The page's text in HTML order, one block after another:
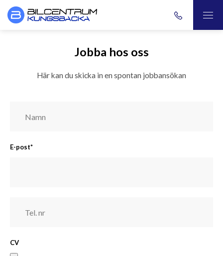
Jobba hos oss
Här kan du skicka in en spontan jobbansökan
E-post*
CV